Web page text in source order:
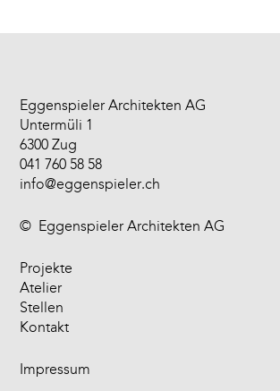
Eggenspieler Architekten AG
Untermüli 1
6300 Zug
041 760 58 58
info@eggenspieler.ch
© Eggenspieler Architekten AG
Projekte
Atelier
Stellen
Kontakt
Impressum